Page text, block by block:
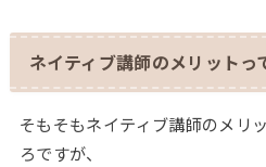
ネイティブ講師のメリットっ
そもそもネイティブ講師のメリ
ろですが、